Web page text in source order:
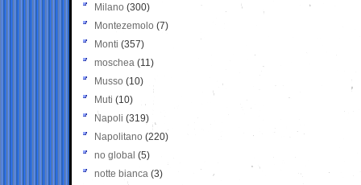
Milano (300)
Montezemolo (7)
Monti (357)
moschea (11)
Musso (10)
Muti (10)
Napoli (319)
Napolitano (220)
no global (5)
notte bianca (3)